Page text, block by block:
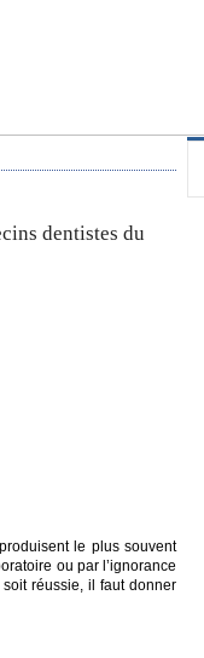
dentistes du
le plus souvent
ou par l’ignorance
réussie, il faut donner